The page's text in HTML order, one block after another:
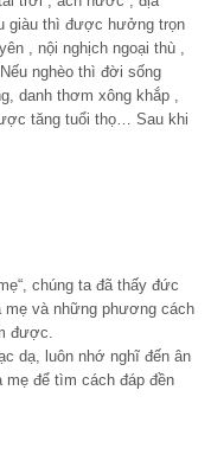
giàu thì được hưởng trọn
, nội nghịch ngoại thù ,
nghèo thì đời sống
danh thơm xông khắp ,
tăng tuổi thọ… Sau khi
chúng ta đã thấy đức
mẹ và những phương cách
được.
dạ, luôn nhớ nghĩ đến ân
mẹ để tìm cách đáp đền